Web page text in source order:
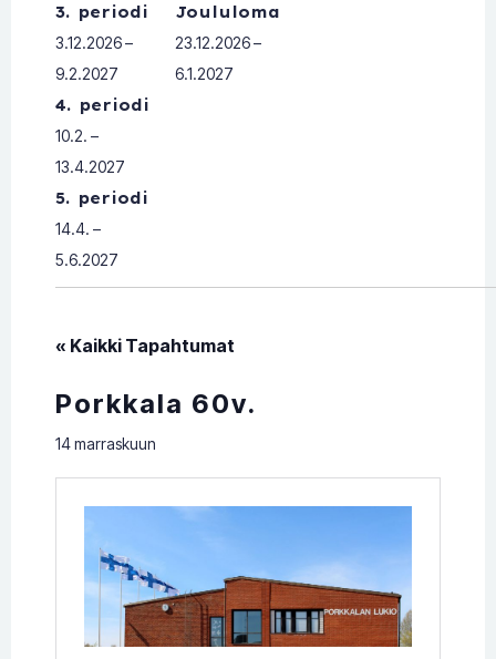
3. periodi
3.12.2026 –
9.2.2027
4. periodi
10.2. –
13.4.2027
5. periodi
14.4. –
5.6.2027
Joululoma
23.12.2026 –
6.1.2027
« Kaikki Tapahtumat
Porkkala 60v.
14 marraskuun